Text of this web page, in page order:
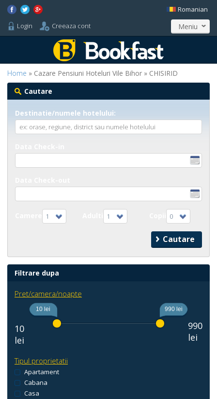
Login Creeaza cont
Romanian
Meniu
Home » Cazare Pensiuni Hoteluri Vile Bihor » CHISIRID
Cautare
Destinatie/numele hotelului:
1 1 0
Filtrare dupa
Pret/camera/noapte
10
lei
10 lei 990 lei
990
lei
Tipul proprietatii
Apartament
Cabana
Casa